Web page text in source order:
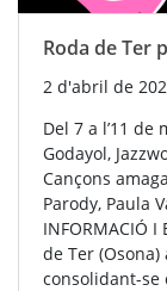
Roda de Ter
2 d'abril de
Del 7 a l’11
Godayol,
Cançons
Parody, Paula
INFORMACIÓ I
de Ter
consolidant-